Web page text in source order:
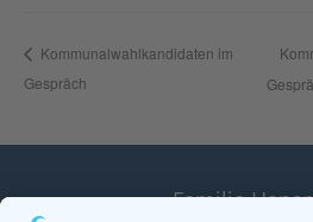
Kommunalwahlkandidaten im
Gespräch
Familie